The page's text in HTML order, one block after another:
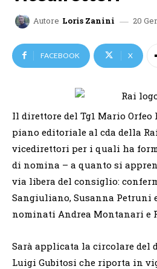
Autore Loris Zanini 20
FACEBOOK X
Il direttore del Tg1 Mario
piano editoriale al cda della
vicedirettori per i quali ha
di nomina – a quanto si
via libera del consiglio:
Sangiuliano, Susanna Petruni
nominati Andrea Montanari e
Sarà applicata la circolare del
Luigi Gubitosi che riporta in